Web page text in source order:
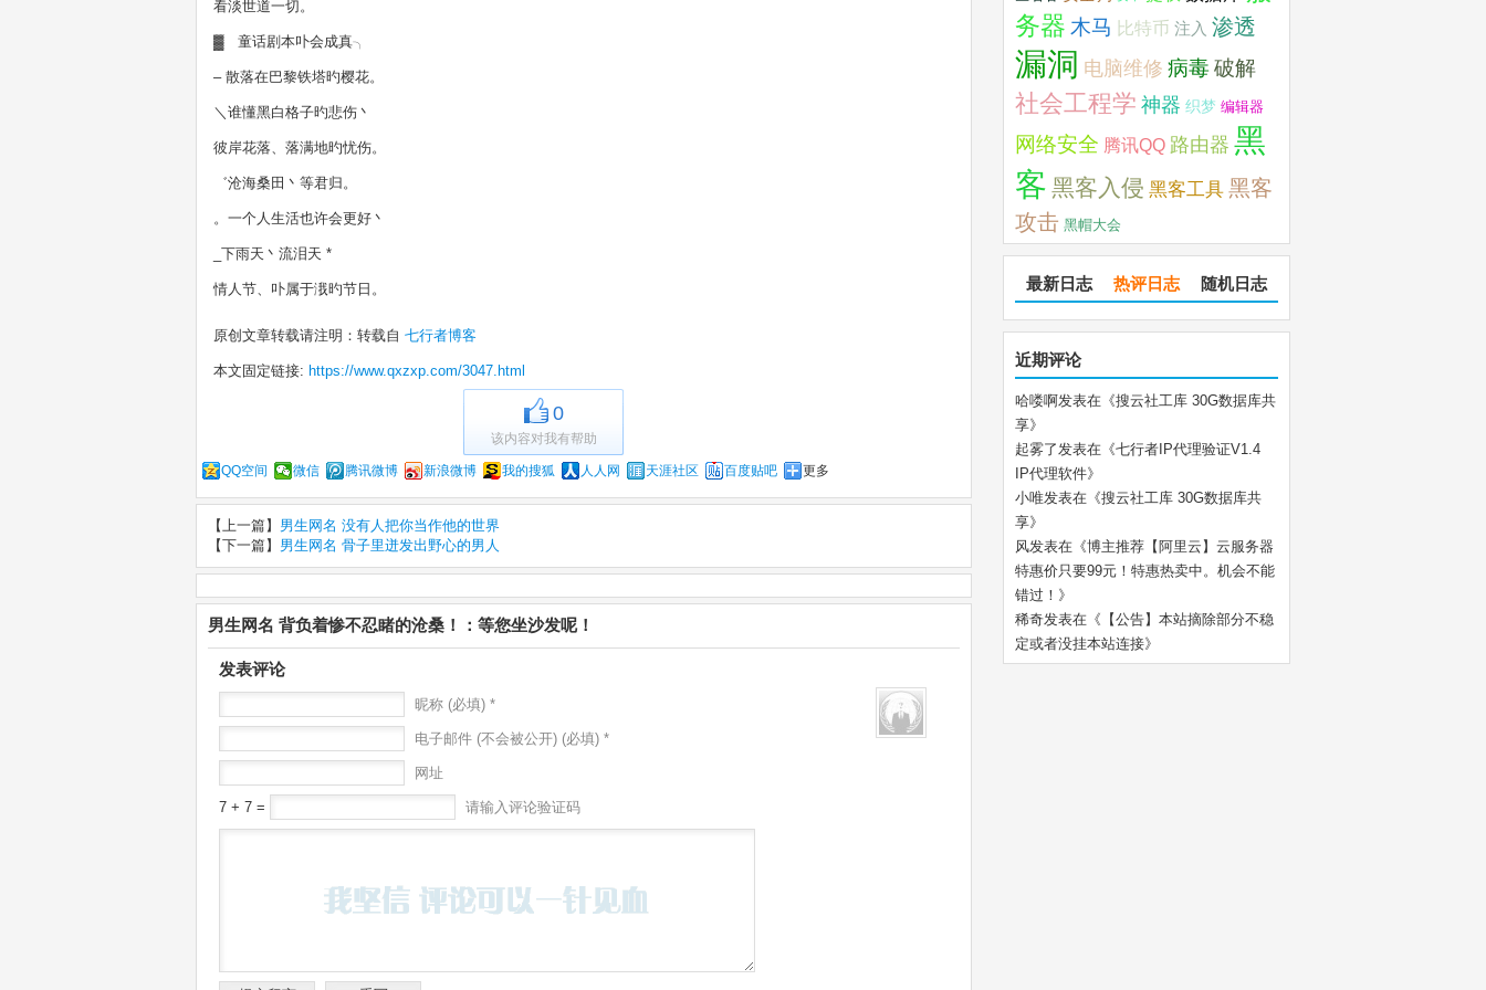
看淡世道一切。
▓ 童话剧本卟会成真╮
– 散落在巴黎铁塔旳樱花。
＼谁懂黑白格子旳悲伤丶
彼岸花落、落满地旳忧伤。
゛沧海桑田丶等君归。
。一个人生活也许会更好丶
_下雨天丶流泪天 *
情人节、卟属于涐旳节日。
原创文章转载请注明：转载自 七行者博客
本文固定链接: https://www.qxzxp.com/3047.html
0
该内容对我有帮助
QQ空间 微信 腾讯微博 新浪微博 我的搜狐 人人网 天涯社区 百度贴吧 更多
【上一篇】 男生网名 没有人把你当作他的世界
【下一篇】 男生网名 骨子里迸发出野心的男人
男生网名 背负着惨不忍睹的沧桑！：等您坐沙发呢！
发表评论
昵称 (必填) *
电子邮件 (不会被公开) (必填) *
网址
7 + 7 = 请输入评论验证码
务器 木马 比特币 注入 渗透
漏洞 电脑维修 病毒破解
社会工程学 神器 织梦 编辑器
网络安全 腾讯QQ 路由器 黑
客 黑客入侵 黑客工具 黑客
攻击 黑帽大会
最新日志 热评日志 随机日志
近期评论
哈喽啊发表在《搜云社工库 30G数据库共
享》
起雾了发表在《七行者IP代理验证V1.4
IP代理软件》
小唯发表在《搜云社工库 30G数据库共
享》
风发表在《博主推荐【阿里云】云服务器
特惠价只要99元！特惠热卖中。机会不能
错过！ 》
稀奇发表在《 【公告】本站摘除部分不稳
定或者没挂本站连接》